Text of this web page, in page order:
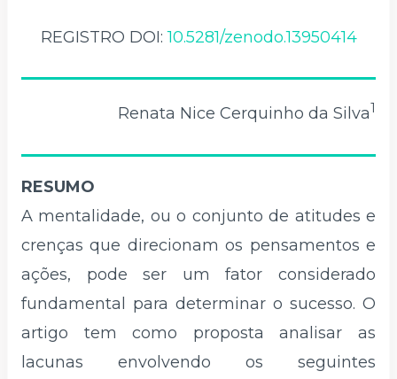
REGISTRO DOI:10.5281/zenodo.13950414
Renata Nice Cerquinho da Silva1
RESUMO
A mentalidade, ou o conjunto de atitudes e
crenças que direcionam os pensamentos e
ações, pode ser um fator considerado
fundamental para determinar o sucesso. O
artigo tem como proposta analisar as
lacunas envolvendo os seguintes